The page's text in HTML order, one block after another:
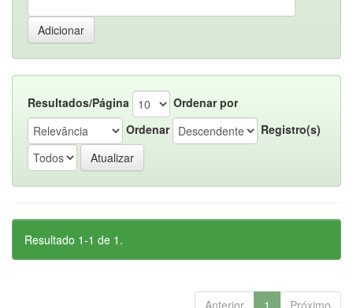
Resultados/Página
Ordenar por
Ordenar
Registro(s)
Resultado 1-1 de 1.
Anterior 1 Próximo